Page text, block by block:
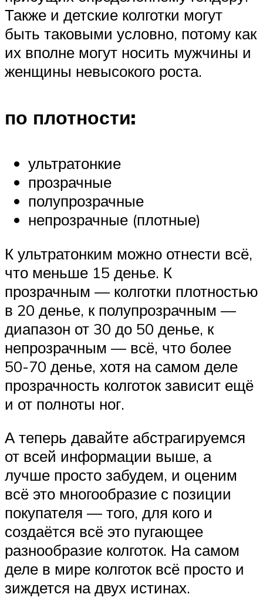
Также и детские колготки могут
быть таковыми условно, потому как
их вполне могут носить мужчины и
женщины невысокого роста.
по плотности:
ультратонкие
прозрачные
полупрозрачные
непрозрачные (плотные)
К ультратонким можно отнести всё,
что меньше 15 денье. К
прозрачным — колготки плотностью
в 20 денье, к полупрозрачным —
диапазон от 30 до 50 денье, к
непрозрачным — всё, что более
50-70 денье, хотя на самом деле
прозрачность колготок зависит ещё
и от полноты ног.
А теперь давайте абстрагируемся
от всей информации выше, а
лучше просто забудем, и оценим
всё это многообразие с позиции
покупателя — того, для кого и
создаётся всё это пугающее
разнообразие колготок. На самом
деле в мире колготок всё просто и
зиждется на двух истинах.